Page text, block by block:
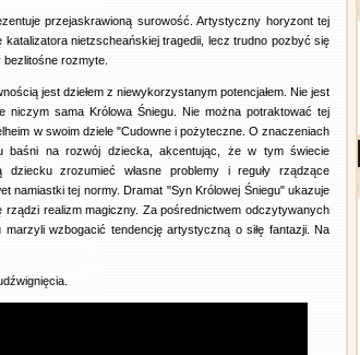
przejaskrawioną surowość. Artystyczny horyzont tej
nietzscheańskiej tragedii, lecz trudno pozbyć się
rozmyte.
jest dziełem z niewykorzystanym potencjałem. Nie jest
niczym sama Królowa Śniegu. Nie można potraktować tej
w swoim dziele "Cudowne i pożyteczne. O znaczeniach
baśni na rozwój dziecka, akcentując, że w tym świecie
zrozumieć własne problemy i reguły rządzące
namiastki tej normy. Dramat "Syn Królowej Śniegu" ukazuje
realizm magiczny. Za pośrednictwem odczytywanych
wzbogacić tendencję artystyczną o siłę fantazji. Na